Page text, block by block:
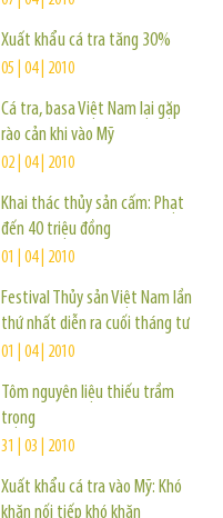
Xuất khẩu cá tra tăng 30%
05 | 04 | 2010
Cá tra, basa Việt Nam lại gặp
rào cản khi vào Mỹ
02 | 04 | 2010
Khai thác thủy sản cấm: Phạt
đến 40 triệu đồng
01 | 04 | 2010
Festival Thủy sản Việt Nam lần
thứ nhất diễn ra cuối tháng tư
01 | 04 | 2010
Tôm nguyên liệu thiếu trầm
trọng
31 | 03 | 2010
Xuất khẩu cá tra vào Mỹ: Khó
khăn nối tiếp khó khăn